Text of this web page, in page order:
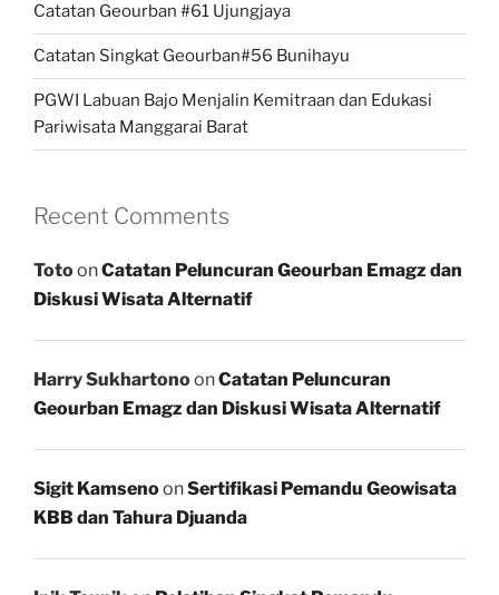
Catatan Geourban #61 Ujungjaya
Catatan Singkat Geourban#56 Bunihayu
PGWI Labuan Bajo Menjalin Kemitraan dan Edukasi
Pariwisata Manggarai Barat
Recent Comments
TotoonCatatan Peluncuran Geourban Emagz dan
Diskusi Wisata Alternatif
Harry SukhartonoonCatatan Peluncuran
Geourban Emagz dan Diskusi Wisata Alternatif
Sigit KamsenoonSertifikasi Pemandu Geowisata
KBB dan Tahura Djuanda